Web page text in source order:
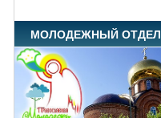
МОЛОДЕЖНЫЙ ОТДЕЛ